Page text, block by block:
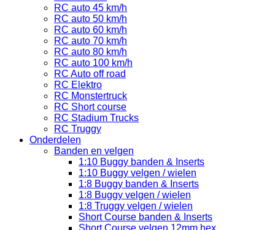
RC auto 45 km/h
RC auto 50 km/h
RC auto 60 km/h
RC auto 70 km/h
RC auto 80 km/h
RC auto 100 km/h
RC Auto off road
RC Elektro
RC Monstertruck
RC Short course
RC Stadium Trucks
RC Truggy
Onderdelen
Banden en velgen
1:10 Buggy banden & Inserts
1:10 Buggy velgen / wielen
1:8 Buggy banden & Inserts
1:8 Buggy velgen / wielen
1:8 Truggy velgen / wielen
Short Course banden & Inserts
Short Course velgen 12mm hex